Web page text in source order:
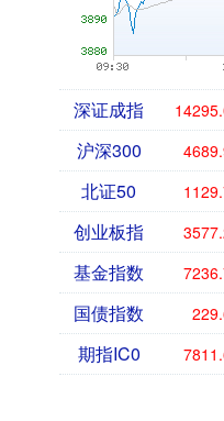
深证成指
沪深300
北证50
创业板指
基金指数
国债指数
期指IC0